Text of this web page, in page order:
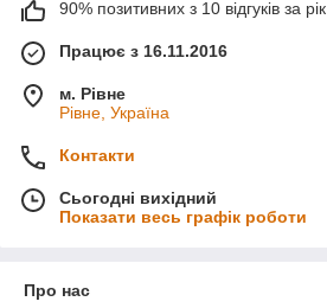
90% позитивних з 10 відгуків за рік
Працює з 16.11.2016
м. Рівне
Рівне, Україна
Контакти
Сьогодні вихідний
Показати весь графік роботи
Про нас